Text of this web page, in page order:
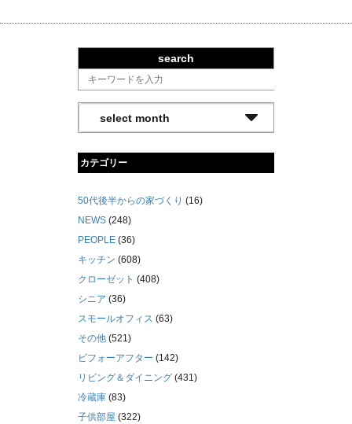
search
カテゴリー
50代後半からの家づくり (16)
NEWS (248)
PEOPLE (36)
キッチン (608)
クローゼット (408)
シニア (36)
スモールオフィス (63)
その他 (521)
ビフォーアフター (142)
リビング＆ダイニング (431)
冷蔵庫 (83)
子供部屋 (322)